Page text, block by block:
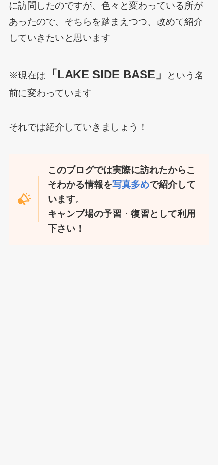
に訪問したのですが、色々と変わっている所が
あったので、そちらを踏まえつつ、改めて紹介
していきたいと思います
※現在は 「LAKE SIDE BASE」
という名
前に変わっています
それでは紹介していきましょう！
このブログでは実際に訪れたからこ
そわかる情報を写真多めで紹介して
います。
キャンプ場の予習・復習として利用
下さい！